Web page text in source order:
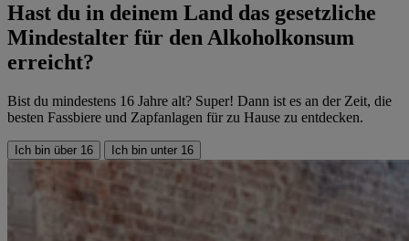
Hast du in deinem Land das gesetzliche
Mindestalter für den Alkoholkonsum
erreicht?
Bist du mindestens 16 Jahre alt? Super! Dann ist es an der Zeit, die
besten Fassbiere und Zapfanlagen für zu Hause zu entdecken.
Ich bin über 16 Ich bin unter 16